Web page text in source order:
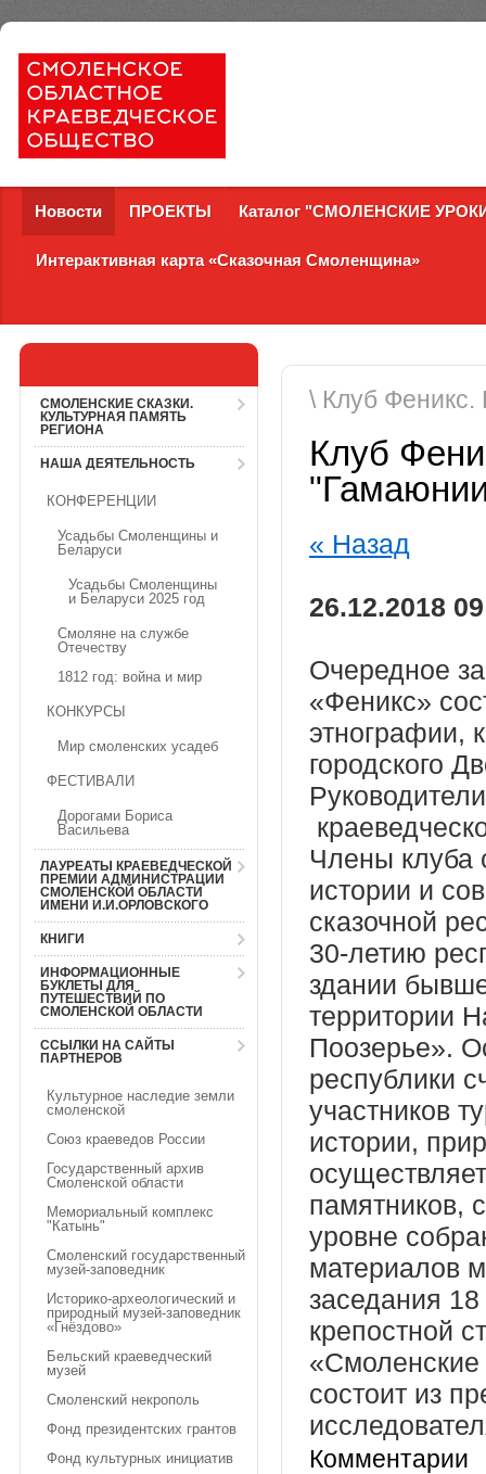
Новости ПРОЕКТЫ Каталог "СМОЛЕНСКИЕ
Интерактивная карта «Сказочная Смоленщина»
СМОЛЕНСКИЕ СКАЗКИ.
КУЛЬТУРНАЯ ПАМЯТЬ
РЕГИОНА
НАША ДЕЯТЕЛЬНОСТЬ
КОНФЕРЕНЦИИ
Усадьбы Смоленщины и
Беларуси
Усадьбы Смоленщины
и Беларуси 2025 год
Смоляне на службе
Отечеству
1812 год: война и мир
КОНКУРСЫ
Мир смоленских усадеб
ФЕСТИВАЛИ
Дорогами Бориса
Васильева
ЛАУРЕАТЫ КРАЕВЕДЧЕСКОЙ
ПРЕМИИ АДМИНИСТРАЦИИ
СМОЛЕНСКОЙ ОБЛАСТИ
ИМЕНИ И.И.ОРЛОВСКОГО
КНИГИ
ИНФОРМАЦИОННЫЕ
БУКЛЕТЫ ДЛЯ
ПУТЕШЕСТВИЙ ПО
СМОЛЕНСКОЙ ОБЛАСТИ
ССЫЛКИ НА САЙТЫ
ПАРТНЕРОВ
Культурное наследие земли
смоленской
Союз краеведов России
Государственный архив
Смоленской области
Мемориальный комплекс
"Катынь"
Смоленский государственный
музей-заповедник
Историко-археологический и
природный музей-заповедник
«Гнёздово»
Бельский краеведческий
музей
Смоленский некрополь
Фонд президентских грантов
Фонд культурных инициатив
\ Клуб Феникс.
Клуб
« Назад
26.12.2018
Очередное
«Феникс»
этнографии,
городского
Члены клуба
истории и
сказочной
30-летию
здании
территории
Поозерье».
республики
участников
истории,
памятников,
уровне
материалов
заседания
крепостной
«Смоленские
состоит из
Комментарии